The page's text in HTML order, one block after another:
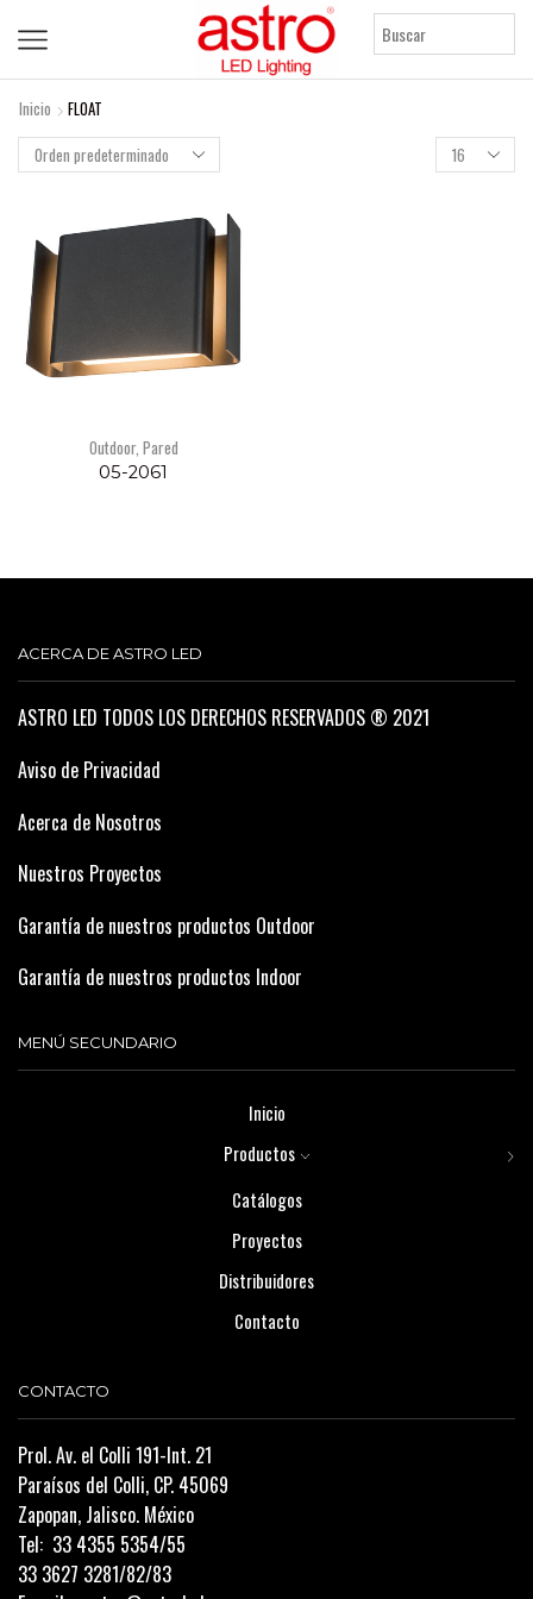
Inicio
FLOAT
Products
per
Outdoor, Pared
05-2061
ACERCA DE ASTRO LED
ASTRO LED TODOS LOS DERECHOS RESERVADOS ® 2021
Aviso de Privacidad
Acerca de Nosotros
Nuestros Proyectos
Garantía de nuestros productos Outdoor
Garantía de nuestros productos Indoor
MENÚ SECUNDARIO
Inicio
Productos
Catálogos
Proyectos
Distribuidores
Contacto
CONTACTO
Prol. Av. el Colli 191-Int. 21
Paraísos del Colli, CP. 45069
Zapopan, Jalisco. México
Tel: 33 4355 5354/55
33 3627 3281/82/83